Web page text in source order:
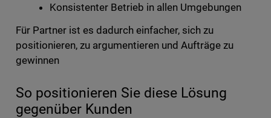
Konsistenter Betrieb in allen Umgebungen
Für Partner ist es dadurch einfacher, sich zu
positionieren, zu argumentieren und Aufträge zu
gewinnen
So positionieren Sie diese Lösung
gegenüber Kunden